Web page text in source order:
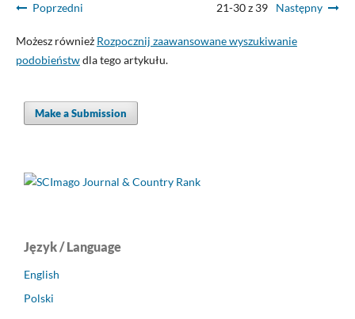
Poprzedni 21-30 z 39 Następny
Możesz również Rozpocznij zaawansowane wyszukiwanie
podobieństwdla tego artykułu.
Make a Submission
Język / Language
English
Polski